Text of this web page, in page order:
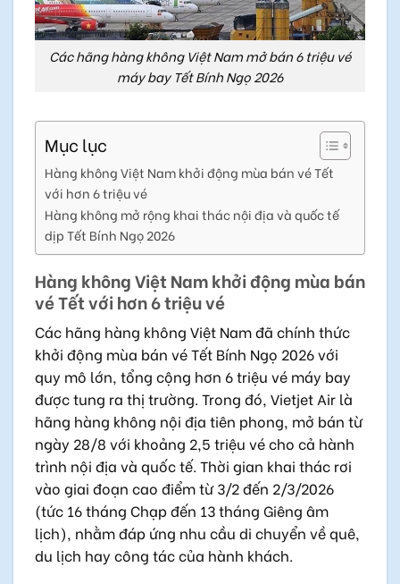
Các hãng hàng không Việt Nam mở bán 6 triệu vé
máy bay Tết Bính Ngọ 2026
Mục lục
Hàng không Việt Nam khởi động mùa bán vé Tết
với hơn 6 triệu vé
Hàng không mở rộng khai thác nội địa và quốc tế
dịp Tết Bính Ngọ 2026
Hàng không Việt Nam khởi động mùa bán
vé Tết với hơn 6 triệu vé
Các hãng hàng không Việt Nam đã chính thức
khởi động mùa bán vé Tết Bính Ngọ 2026 với
quy mô lớn, tổng cộng hơn 6 triệu vé máy bay
được tung ra thị trường. Trong đó, Vietjet Air là
hãng hàng không nội địa tiên phong, mở bán từ
ngày 28/8 với khoảng 2,5 triệu vé cho cả hành
trình nội địa và quốc tế. Thời gian khai thác rơi
vào giai đoạn cao điểm từ 3/2 đến 2/3/2026
(tức 16 tháng Chạp đến 13 tháng Giêng âm
lịch), nhằm đáp ứng nhu cầu di chuyển về quê,
du lịch hay công tác của hành khách.